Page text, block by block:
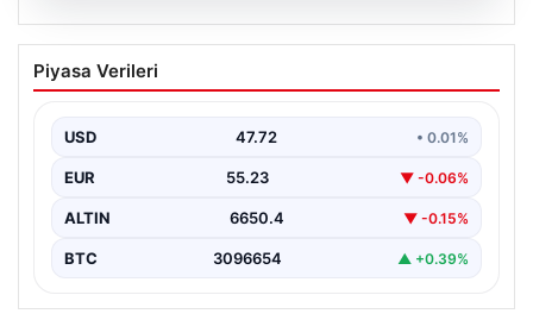
08.08.2026
Salah’ın Trabzon’da yaşayacağı lüks
villa belli oldu! Resmen yok yok…
Piyasa Verileri
USD 47.72 • 0.01%
EUR 55.23 ▼ -0.06%
ALTIN 6650.4 ▼ -0.15%
BTC 3096654 ▲ +0.39%